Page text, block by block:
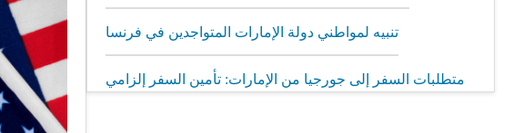
تنبيه لمواطني دولة الإمارات المتواجدين في فرنسا
متطلبات السفر إلى جورجيا من الإمارات: تأمين السفر إلزامي